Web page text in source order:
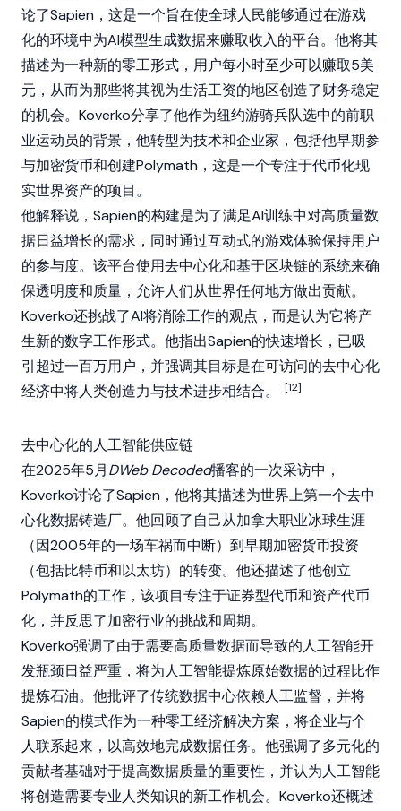
论了Sapien ，这是一个旨在使全球人民能够通过在游戏
化的环境中为AI模型生成数据来赚取收入的平台。他将其
描述为一种新的零工形式，用户每小时至少可以赚取5美
元，从而为那些将其视为生活工资的地区创造了财务稳定
的机会。Koverko分享了他作为纽约游骑兵队选中的前职
业运动员的背景，他转型为技术和企业家，包括他早期参
与加密货币和创建Polymath ，这是一个专注于代币化现
实世界资产的项目。
他解释说， Sapien的构建是为了满足AI训练中对高质量数
据日益增长的需求，同时通过互动式的游戏体验保持用户
的参与度。该平台使用去中心化和基于区块链的系统来确
保透明度和质量，允许人们从世界任何地方做出贡献。
Koverko还挑战了AI将消除工作的观点，而是认为它将产
生新的数字工作形式。他指出Sapien的快速增长，已吸
引超过一百万用户，并强调其目标是在可访问的去中心化
经济中将人类创造力与技术进步相结合。
[12]
去中心化的人工智能供应链
在2025年5月DWeb Decoded播客的一次采访中，
Koverko讨论了Sapien ，他将其描述为世界上第一个去中
心化数据铸造厂。他回顾了自己从加拿大职业冰球生涯
（因2005年的一场车祸而中断）到早期加密货币投资
（包括比特币和以太坊）的转变。他还描述了他创立
Polymath的工作，该项目专注于证券型代币和资产代币
化，并反思了加密行业的挑战和周期。
Koverko强调了由于需要高质量数据而导致的人工智能开
发瓶颈日益严重，将为人工智能提炼原始数据的过程比作
提炼石油。他批评了传统数据中心依赖人工监督，并将
Sapien的模式作为一种零工经济解决方案，将企业与个
人联系起来，以高效地完成数据任务。他强调了多元化的
贡献者基础对于提高数据质量的重要性，并认为人工智能
将创造需要专业人类知识的新工作机会。Koverko还概述